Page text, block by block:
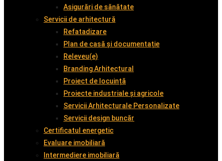
Asigurări de sănătate
Servicii de arhitectură
Refatadizare
Plan de casă și documentație
Releveu(e)
Branding Arhitectural
Proiect de locuință
Proiecte industriale și agricole
Servicii Arhitecturale Personalizate
Servicii design buncăr
Certificatul energetic
Evaluare imobiliară
Intermediere imobiliară